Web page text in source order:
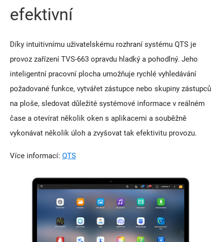
efektivní
Díky intuitivnímu uživatelskému rozhraní systému QTS je
provoz zařízení TVS-663 opravdu hladký a pohodlný. Jeho
inteligentní pracovní plocha umožňuje rychlé vyhledávání
požadované funkce, vytvářet zástupce nebo skupiny zástupců
na ploše, sledovat důležité systémové informace v reálném
čase a otevírat několik oken s aplikacemi a souběžně
vykonávat několik úloh a zvyšovat tak efektivitu provozu.
Více informací: QTS